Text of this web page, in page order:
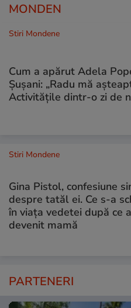
MONDEN
Stiri Mondene
Cum a apărut Adela
Șușani: „Radu mă
Activitățile dintr-o zi de
Stiri Mondene
Gina Pistol, confesiune
despre tatăl ei. Ce s-a
în viața vedetei după ce a
devenit mamă
PARTENERI